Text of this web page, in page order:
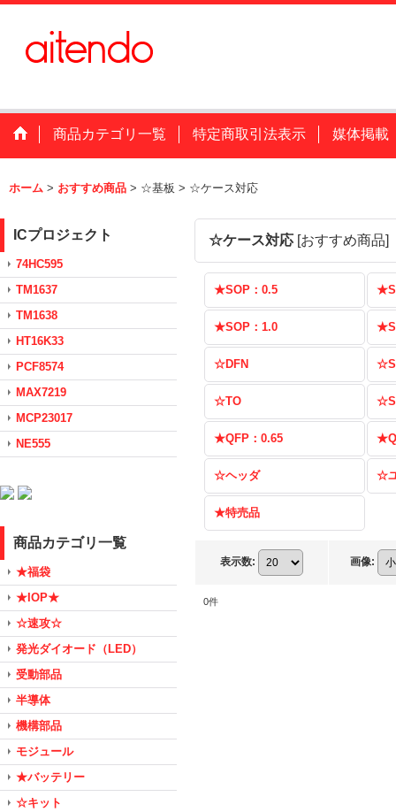
商品カテゴリ一覧 特定商取引法表示 媒体掲載
ホーム > おすすめ商品 > ☆基板 > ☆ケース対応
ICプロジェクト
74HC595
TM1637
TM1638
HT16K33
PCF8574
MAX7219
MCP23017
NE555
商品カテゴリ一覧
★福袋
★IOP★
☆速攻☆
発光ダイオード（LED）
受動部品
半導体
機構部品
モジュール
★バッテリー
☆キット
☆ケース対応 [おすすめ商品]
★SOP：0.5
★SOP：1.0
☆DFN
☆TO
★QFP：0.65
☆ヘッダ ☆
★特売品
表示数: 画像:
0件